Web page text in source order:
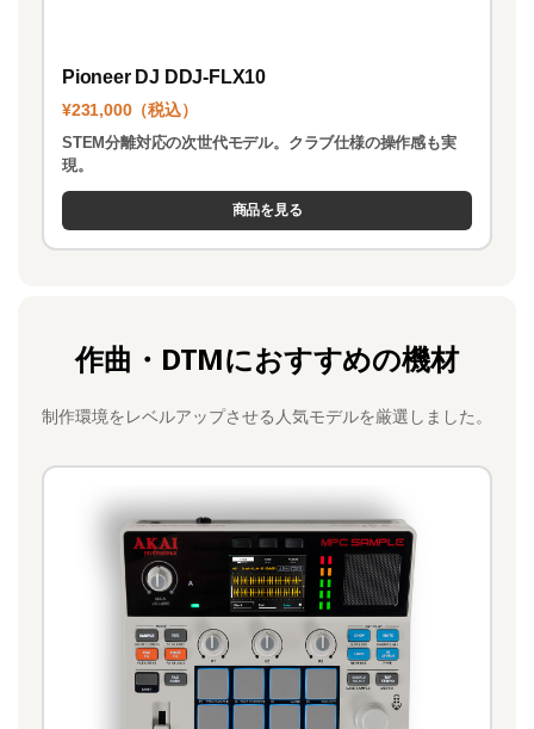
Pioneer DJ DDJ-FLX10
¥231,000（税込）
STEM分離対応の次世代モデル。クラブ仕様の操作感も実
現。
商品を見る
作曲・DTMにおすすめの機材
制作環境をレベルアップさせる人気モデルを厳選しました。